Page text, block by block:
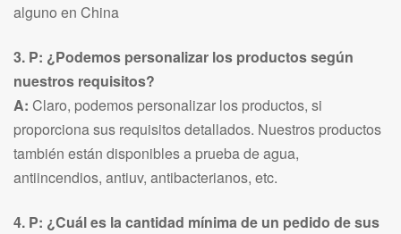
alguno en China
3. P: ¿Podemos personalizar los productos según
nuestros requisitos?
A: Claro, podemos personalizar los productos, si
proporciona sus requisitos detallados. Nuestros productos
también están disponibles a prueba de agua,
antiincendios, antiuv, antibacterianos, etc.
4. P: ¿Cuál es la cantidad mínima de un pedido de sus